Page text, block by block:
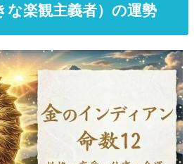
な楽観主義者）の運勢